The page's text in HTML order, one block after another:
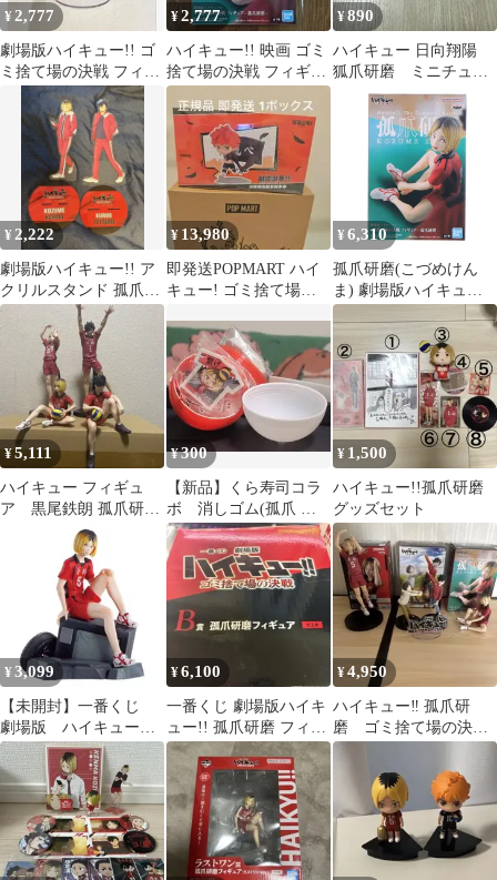
¥2,777
劇場版ハイキュー!! ゴ
ミ捨て場の決戦 フィギ
ュア 2体セット
¥2,777
ハイキュー!! 映画 ゴミ
捨て場の決戦 フィギュ
ア プライズ 孤爪 研磨
¥890
ハイキュー 日向翔陽
狐爪研磨 ミニチュア
フィギュア2体
¥ 2,222
劇場版ハイキュー!! ア
クリルスタンド 孤爪研
磨 黒尾鉄朗
¥ 13,980
即発送POPMART ハイ
キュー! ゴミ捨て場の
トBOX
¥ 6,310
孤爪研磨(こづめけん
ま) 劇場版ハイキュー!!
ゴミ捨て場の決戦 フィ
ギュア-孤爪研磨- プラ
イズ(2711234) バンプレ
スト
¥5,111
ハイキュー フィギュ
ア 黒尾鉄朗 孤爪研
磨 アクスタ 東峰旭
¥300
【新品】くら寿司コラ
ボ 消しゴム(孤爪 研
磨)
¥ 1,500
ハイキュー!!孤爪研磨
グッズセット
¥ 3,099
【未開封】一番くじ
劇場版 ハイキュー
B賞 孤爪研磨 フィ
ギュア
¥6,100
一番くじ 劇場版ハイキ
ュー!! 孤爪研磨 フィギ
ュア B賞 ラストワン賞
¥4,950
ハイキュー‼︎ 孤爪研
磨 ゴミ捨て場の決
戦 幼少期 フィギュ
ア プライズ